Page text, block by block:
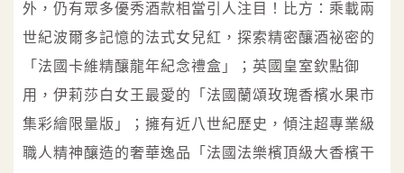
外，仍有眾多優秀酒款相當引人注目！比方：乘載兩
世紀波爾多記憶的法式女兒紅，探索精密釀酒祕密的
「法國卡維精釀龍年紀念禮盒」；英國皇室欽點御
用，伊莉莎白女王最愛的「法國蘭頌玫瑰香檳水果市
集彩繪限量版」；擁有近八世紀歷史，傾注超專業級
職人精神釀造的奢華逸品「法國法樂檳頂級大香檳干